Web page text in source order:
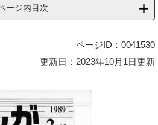
ージ内目次
ページID：0041530
更新日：2023年10月1日更新